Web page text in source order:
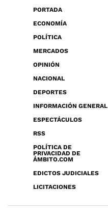
PORTADA
ECONOMÍA
POLÍTICA
MERCADOS
OPINIÓN
NACIONAL
DEPORTES
INFORMACIÓN GENERAL
ESPECTÁCULOS
RSS
POLÍTICA DE
PRIVACIDAD DE
ÁMBITO.COM
EDICTOS JUDICIALES
LICITACIONES